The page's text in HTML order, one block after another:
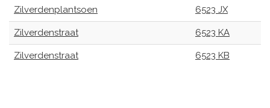
Zilverdenplantsoen 6523 JX
Zilverdenstraat 6523 KA
Zilverdenstraat 6523 KB